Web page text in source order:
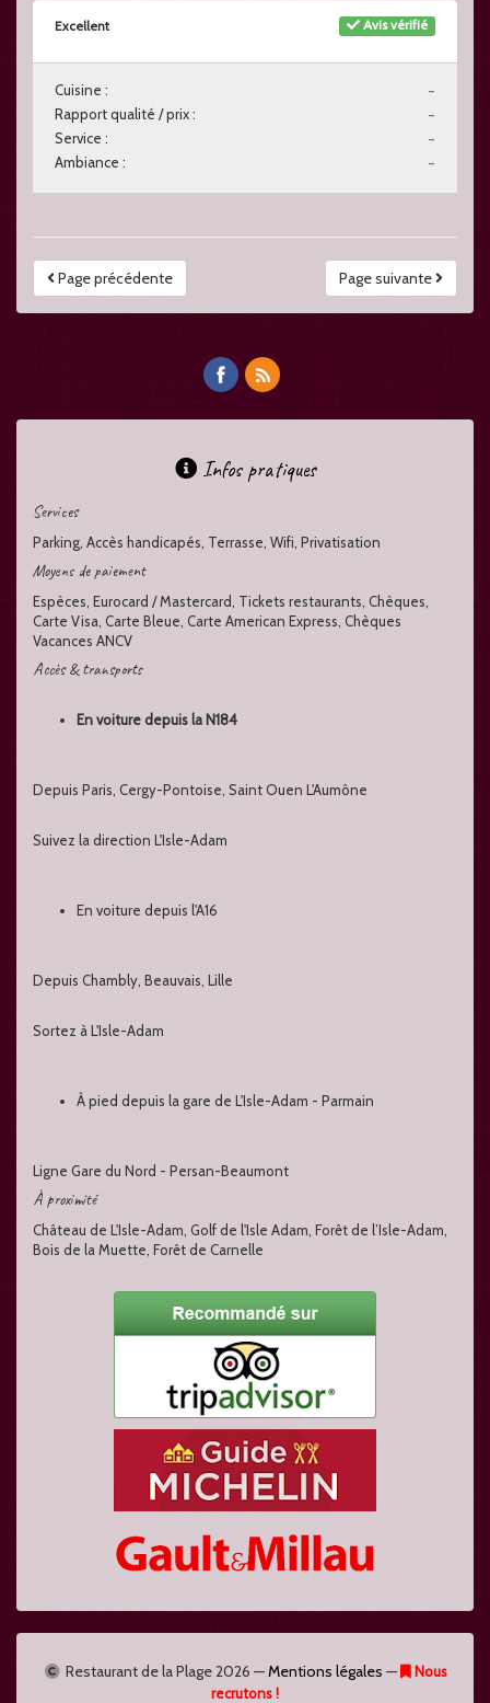
Avis vérifié
Excellent
-
Cuisine :
-
Rapport qualité / prix :
-
Service :
-
Ambiance :
Page suivante
Page précédente
Infos pratiques
Services
Parking, Accès handicapés, Terrasse, Wifi, Privatisation
Moyens de paiement
Espèces, Eurocard / Mastercard, Tickets restaurants, Chèques,
Carte Visa, Carte Bleue, Carte American Express, Chèques
Vacances ANCV
Accès & transports
En voiture depuis la N184
Depuis Paris, Cergy-Pontoise, Saint Ouen L'Aumône
Suivez la direction L'Isle-Adam
En voiture depuis l'A16
Depuis Chambly, Beauvais, Lille
Sortez à L'Isle-Adam
À pied depuis la gare de L'Isle-Adam - Parmain
Ligne Gare du Nord - Persan-Beaumont
À proximité
Château de L'Isle-Adam, Golf de l'Isle Adam, Forêt de l’Isle-Adam,
Bois de la Muette, Forêt de Carnelle
Restaurant de la Plage2026 —Mentions légales —
Nous
recrutons !